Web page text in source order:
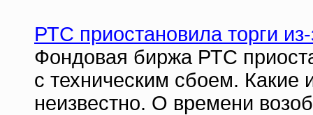
РТС приостановила торги
Фондовая биржа РТС
с техническим сбоем.
неизвестно. О времени